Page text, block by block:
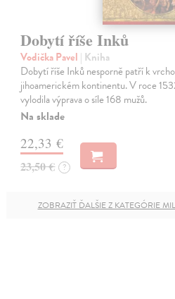
Dobytí říše Inků
Vodička Pavel | Kniha
Dobytí říše Inků nesporně patří k
jihoamerickém kontinentu. V roce
vylodila výprava o síle 168 mužů.
Na sklade
22,33 €
23,50 € ?
ZOBRAZIŤ ĎALŠIE Z KATEGÓRIE